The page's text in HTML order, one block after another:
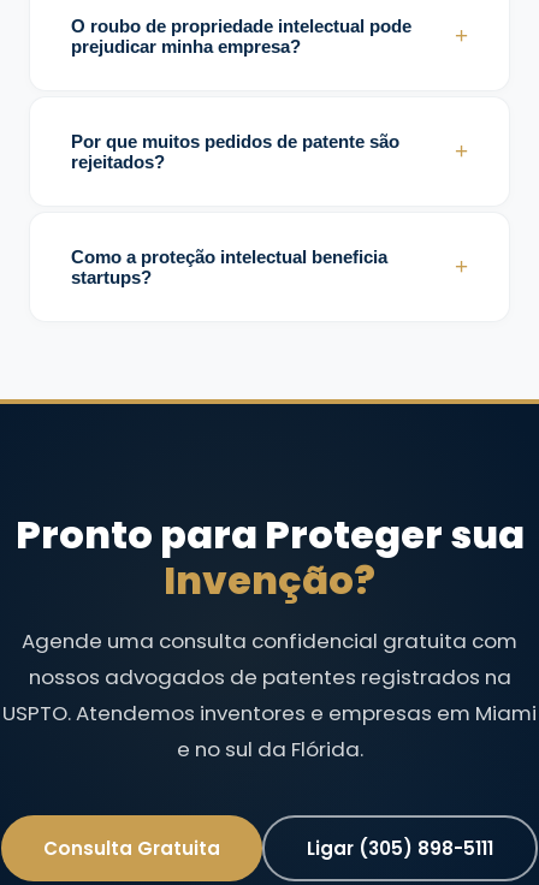
suporte em litígios.
O roubo de propriedade intelectual pode
prejudicar minha empresa?
+
competitiva.
Por que muitos pedidos de patente são
rejeitados?
+
estruturadas.
Como a proteção intelectual beneficia
startups?
+
Pronto para Proteger sua
Invenção?
Agende uma consulta confidencial gratuita com
nossos advogados de patentes registrados na
USPTO. Atendemos inventores e empresas em Miami
e no sul da Flórida.
Consulta Gratuita Ligar (305) 898-5111